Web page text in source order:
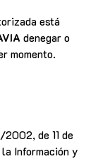
está
denegar o
momento.
de 11 de
Información y